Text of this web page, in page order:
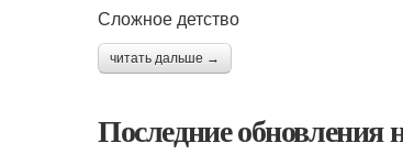
Сложное детство
читать дальше →
Последние обновления